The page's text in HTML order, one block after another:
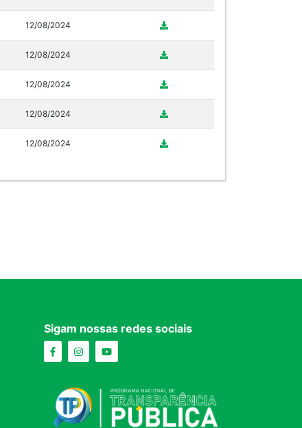
12/08/2024
12/08/2024
12/08/2024
12/08/2024
12/08/2024
Sigam nossas redes sociais